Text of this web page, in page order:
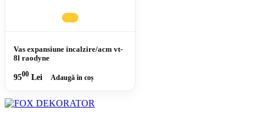
Vas expansiune incalzire/acm vt-
8l raodyne
9500 Lei Adaugă în coș